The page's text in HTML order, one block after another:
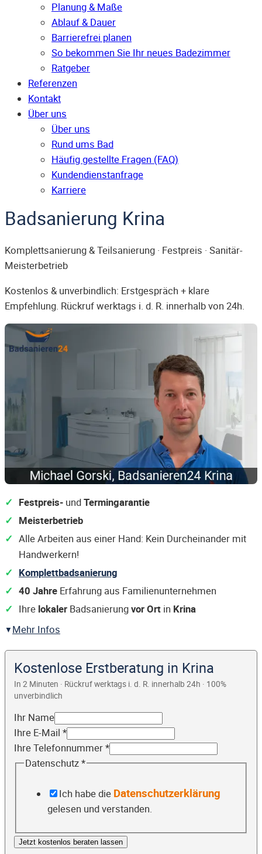
Planung & Maße
Ablauf & Dauer
Barrierefrei planen
So bekommen Sie Ihr neues Badezimmer
Ratgeber
Referenzen
Kontakt
Über uns
Über uns
Rund ums Bad
Häufig gestellte Fragen (FAQ)
Kunden­dienst­anfrage
Karriere
Badsanierung Krina
Komplettsanierung & Teilsanierung · Festpreis · Sanitär-
Meisterbetrieb
Kostenlos & unverbindlich: Erstgespräch + klare
Empfehlung. Rückruf werktags i. d. R. innerhalb von 24h.
Festpreis- undTermingarantie
Meisterbetrieb
Alle Arbeiten aus einer Hand: Kein Durcheinander mit
Handwerkern!
Komplettbadsanierung
40 Jahre Erfahrung aus Familienunternehmen
Ihre lokaler Badsanierungvor Ort in Krina
Mehr Infos
Kostenlose Erstberatung in Krina
In 2 Minuten · Rückruf werktags i. d. R. innerhalb 24h · 100%
unverbindlich
Ihr Name
Ihre E-Mail *
Ihre Telefonnummer*
Datenschutz*
Ich habe die Datenschutzerklärung
gelesen und verstanden.
Jetzt kostenlos beraten lassen